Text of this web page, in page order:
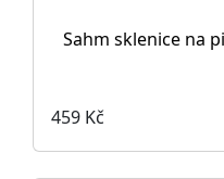
Sahm sklenice na
459 Kč